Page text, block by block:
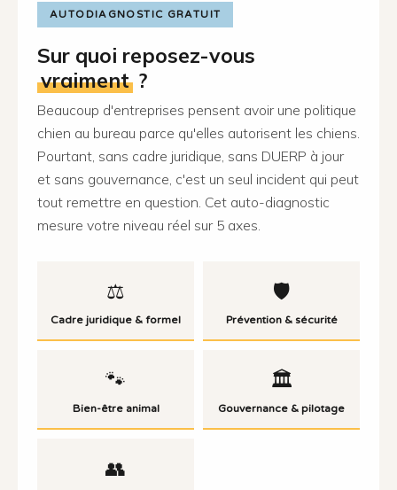
AUTODIAGNOSTIC GRATUIT
Sur quoi reposez-vous
vraiment ?
Beaucoup d'entreprises pensent avoir une politique
chien au bureau parce qu'elles autorisent les chiens.
Pourtant, sans cadre juridique, sans DUERP à jour
et sans gouvernance, c'est un seul incident qui peut
tout remettre en question. Cet auto-diagnostic
mesure votre niveau réel sur 5 axes.
⚖️
Cadre juridique & formel
🛡️
Prévention & sécurité
🐾
Bien-être animal
🏛️
Gouvernance & pilotage
👥